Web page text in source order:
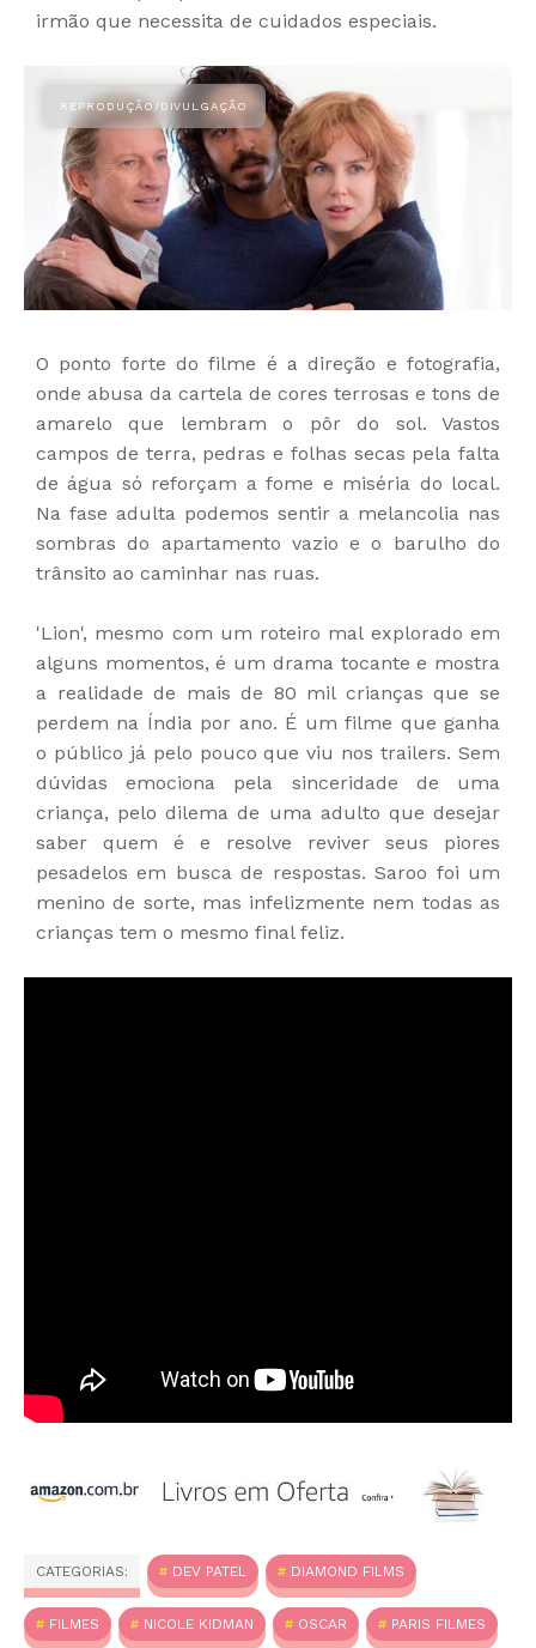
irmão que necessita de cuidados especiais.
O ponto forte do filme é a direção e fotografia,
onde abusa da cartela de cores terrosas e tons de
amarelo que lembram o pôr do sol. Vastos
campos de terra, pedras e folhas secas pela falta
de água só reforçam a fome e miséria do local.
Na fase adulta podemos sentir a melancolia nas
sombras do apartamento vazio e o barulho do
trânsito ao caminhar nas ruas.
'Lion', mesmo com um roteiro mal explorado em
alguns momentos, é um drama tocante e mostra
a realidade de mais de 80 mil crianças que se
perdem na Índia por ano. É um filme que ganha
o público já pelo pouco que viu nos trailers. Sem
dúvidas emociona pela sinceridade de uma
criança, pelo dilema de uma adulto que desejar
saber quem é e resolve reviver seus piores
pesadelos em busca de respostas. Saroo foi um
menino de sorte, mas infelizmente nem todas as
crianças tem o mesmo final feliz.
CATEGORIAS: DEV PATEL DIAMOND FILMS
FILMES NICOLE KIDMAN OSCAR PARIS FILMES